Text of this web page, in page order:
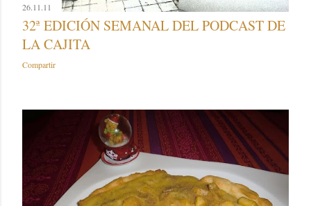
26.11.11
32ª EDICIÓN SEMANAL DEL PODCAST DE
LA CAJITA
Compartir